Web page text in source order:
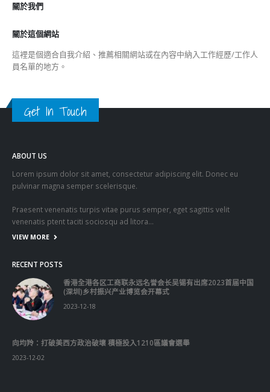
關於我們
關於這個網站
這裡是個適合自我介紹、推薦相關網站或在內容中納入工作經歷/工作人
員名單的地方。
Get In Touch
ABOUT US
Lorem ipsum dolor sit amet, consectetur adipiscing elit. Donec eu
pulvinar magna semper scelerisque.
Praesent venenatis turpis vitae purus semper, eget sagittis velit
venenatis ptent taciti sociosqu ad litora…
VIEW MORE
RECENT POSTS
香港全港各区工商联永远名誉会长吴锡有出席2023首届中国
(深圳)乡村振兴产业博览会开幕式
2023-12-18
向均羚：打破美西方政治破壞 積極投入1210區議會選舉
2023-12-02